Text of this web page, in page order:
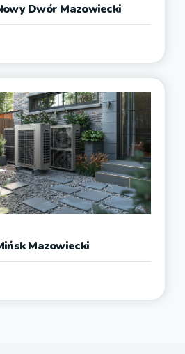
Dwór Mazowiecki
Mazowiecki